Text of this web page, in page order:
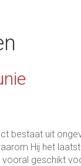
bestaat uit
Hij het
geschikt